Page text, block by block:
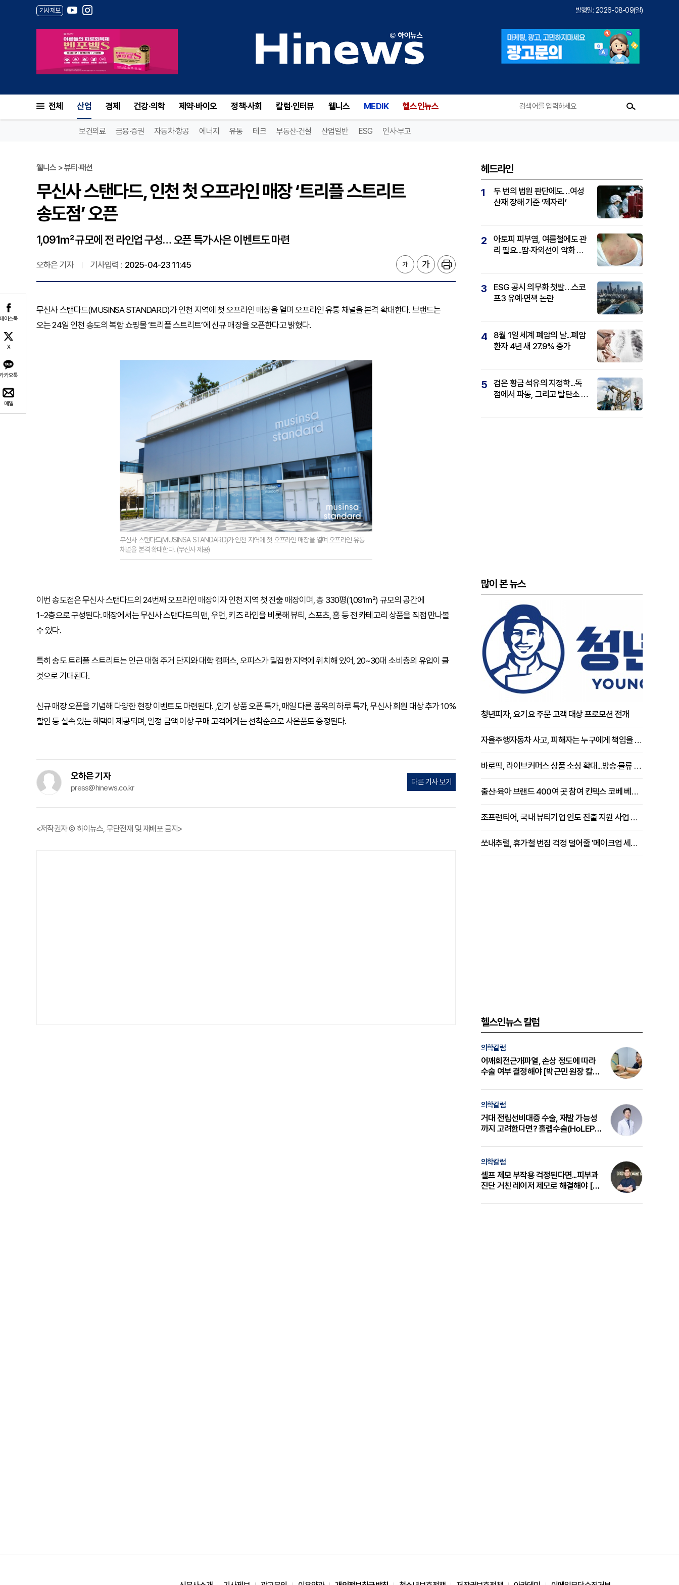
기사제보 발행일: 2026-08-09(일)
전체 산업 경제 건강·의학 제약·바이오 정책·사회 칼럼·인터뷰 웰니스 MEDIK 헬스인뉴스
보건의료 금융·증권 자동차·항공 에너지 유통 테크 부동산·건설 산업일반 ESG 인사·부고
이스북
X
카오톡
메일
웰니스 > 뷰티·패션
무신사 스탠다드, 인천 첫 오프라인 매장 ‘트리플 스트리트
송도점’ 오픈
1,091㎡ 규모에 전 라인업 구성… 오픈 특가·사은 이벤트도 마련
오하은 기자 기사입력 : 2025-04-23 11:45
무신사 스탠다드(MUSINSA STANDARD)가 인천 지역에 첫 오프라인 매장을 열며 오프라인 유통 채널을 본격 확대한다. 브랜드는
오는 24일 인천 송도의 복합 쇼핑몰 ‘트리플 스트리트’에 신규 매장을 오픈한다고 밝혔다.
무신사 스탠다드(MUSINSA STANDARD)가 인천 지역에 첫 오프라인 매장을 열며 오프라인 유통
채널을 본격 확대한다. (무신사 제공)
이번 송도점은 무신사 스탠다드의 24번째 오프라인 매장이자 인천 지역 첫 진출 매장이며, 총 330평(1,091㎡) 규모의 공간에
1~2층으로 구성된다. 매장에서는 무신사 스탠다드의 맨, 우먼, 키즈 라인을 비롯해 뷰티, 스포츠, 홈 등 전 카테고리 상품을 직접 만나볼
수 있다.
특히 송도 트리플 스트리트는 인근 대형 주거 단지와 대학 캠퍼스, 오피스가 밀집한 지역에 위치해 있어, 20~30대 소비층의 유입이 클
것으로 기대된다.
신규 매장 오픈을 기념해 다양한 현장 이벤트도 마련된다. ,인기 상품 오픈 특가, 매일 다른 품목의 하루 특가, 무신사 회원 대상 추가 10%
할인 등 실속 있는 혜택이 제공되며, 일정 금액 이상 구매 고객에게는 선착순으로 사은품도 증정된다.
오하은 기자
press@hinews.co.kr
다른 기사 보기
<저작권자 © 하이뉴스, 무단전재 및 재배포 금지>
헤드라인
1
두 번의 법원 판단에도…여성
산재 장해 기준 ‘제자리’
2
아토피 피부염, 여름철에도 관
리 필요...땀·자외선이 악화 요
3
ESG 공시 의무화 첫발…스코
프3 유예·면책 논란
4
8월 1일 세계 폐암의 날...폐암
환자 4년 새 27.9% 증가
5
검은 황금 석유의 지정학...독
점에서 파동, 그리고 탈탄소 패
많이 본 뉴스
청년피자, 요기요 주문 고객 대상 프로모션 전개
자율주행자동차 사고, 피해자는 누구에게 책임을 물을 수 있을까
바로픽, 라이브커머스 상품 소싱 확대...방송·물류 원스톱 지원 강화
출산·육아 브랜드 400여 곳 참여 킨텍스 코베 베이비페어 개막
조프런티어, 국내 뷰티기업 인도 진출 지원 사업 추진
쏘내추럴, 휴가철 번짐 걱정 덜어줄 '메이크업 세팅 멀티 매직 실러' 제안
헬스인뉴스 칼럼
의학칼럼
어깨회전근개파열, 손상 정도에 따라
수술 여부 결정해야 [박근민 원장 칼
의학칼럼
거대 전립선비대증 수술, 재발 가능성
까지 고려한다면? 홀렙수술(HoLEP)
의학칼럼
셀프 제모 부작용 걱정된다면...피부과
진단 거친 레이저 제모로 해결해야 [변